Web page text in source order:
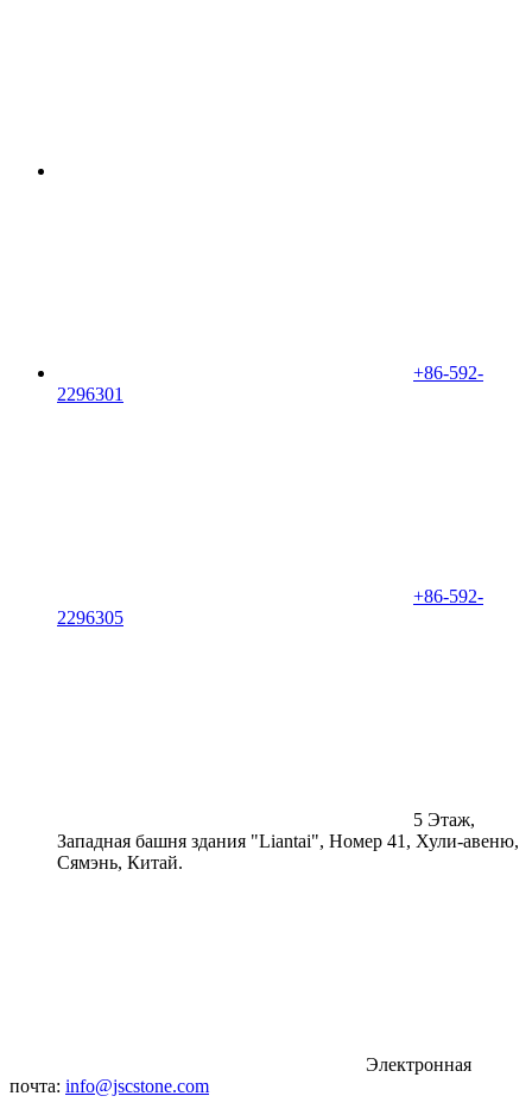
+86-592-
2296301
+86-592-
2296305
5 Этаж,
Западная башня здания "Liantai", Номер 41, Хули-авеню,
Сямэнь, Китай.
Электронная
почта: info@jscstone.com